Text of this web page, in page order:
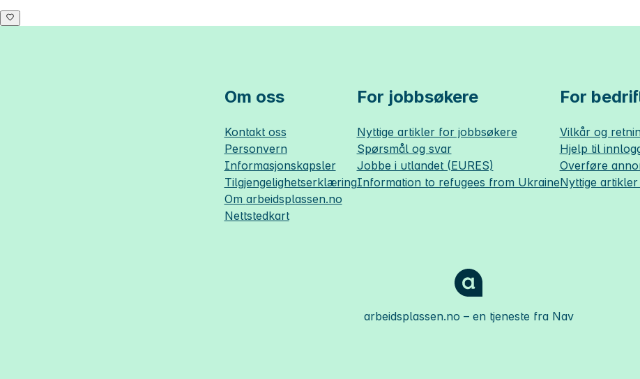
Om oss
Kontakt oss
Personvern
Informasjonskapsler
Tilgjengelighetserklæring
Om arbeidsplassen.no
Nettstedkart
For jobbsøkere
Nyttige artikler for jobbsøkere
Spørsmål og svar
Jobbe i utlandet (EURES)
Information to refugees from Ukraine
For
Vilkår og
Hjelp til
Overføre
Nyttige
arbeidsplassen.no – en tjeneste fra Nav